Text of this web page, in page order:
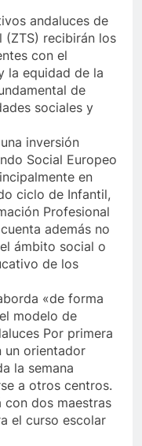
andaluces de
(ZTS) recibirán los
con el
la equidad de la
de
sociales y
inversión
Social Europeo
en
ciclo de Infantil,
Profesional
además no
ámbito social o
de los
«de forma
modelo de
Por primera
un orientador
la semana
a otros centros.
dos maestras
el curso escolar